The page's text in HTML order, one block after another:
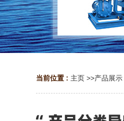
当前位置 : 主页 >>产品展示